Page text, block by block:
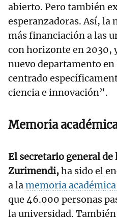
abierto. Pero también
esperanzadoras. Así, la
más financiación a las
con horizonte en 2030,
nuevo departamento en
centrado
ciencia e innovación”.
Memoria
El secretario general de
Zurimendi,ha sido el
a lamemoria
que 46.000 personas
la universidad.